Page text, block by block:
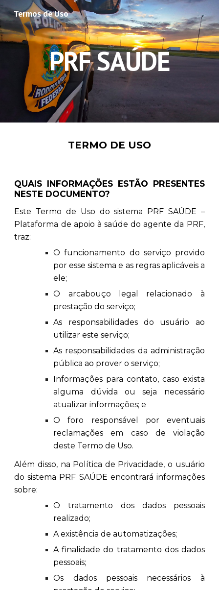
Skip to main content Skip to navigation
Termos de Uso
PRF SAÚDE
TERMO DE USO
QUAIS INFORMAÇÕES ESTÃO PRESENTES
NESTE DOCUMENTO?
Este Termo de Uso do sistema PRF SAÚDE –
Plataforma de apoio à saúde do agente da PRF,
traz:
O funcionamento do serviço provido
por esse sistema e as regras aplicáveis a
ele;
O arcabouço legal relacionado à
prestação do serviço;
As responsabilidades do usuário ao
utilizar este serviço;
As responsabilidades da administração
pública ao prover o serviço;
Informações para contato, caso exista
alguma dúvida ou seja necessário
atualizar informações; e
O foro responsável por eventuais
reclamações em caso de violação
deste Termo de Uso.
Além disso, na Política de Privacidade, o usuário
do sistema PRF SAÚDE encontrará informações
sobre:
O tratamento dos dados pessoais
realizado;
A existência de automatizações;
A finalidade do tratamento dos dados
pessoais;
Os dados pessoais necessários à